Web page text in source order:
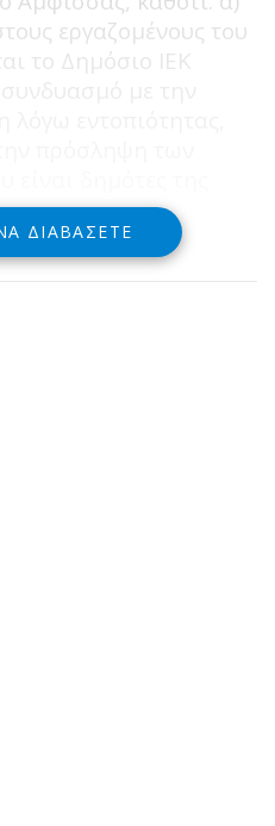
εργαζομένους του
το Δημόσιο ΙΕΚ
ΔΙΑΒΆΣΕΤΕ